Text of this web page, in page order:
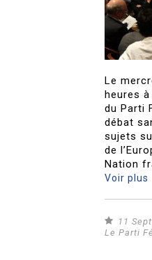
Le
heures
du Parti
débat
sujets
de
Nation
Voir plus
11
Le Parti